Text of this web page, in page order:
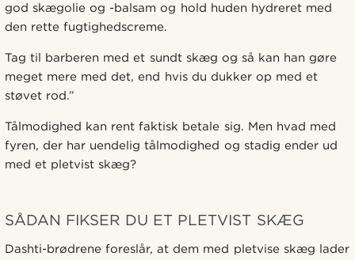
god skægolie og -balsam og hold huden hydreret med
den rette fugtighedscreme.
Tag til barberen med et sundt skæg og så kan han gøre
meget mere med det, end hvis du dukker op med et
støvet rod.”
Tålmodighed kan rent faktisk betale sig. Men hvad med
fyren, der har uendelig tålmodighed og stadig ender ud
med et pletvist skæg?
SÅDAN FIKSER DU ET PLETVIST SKÆG
Dashti-brødrene foreslår, at dem med pletvise skæg lader